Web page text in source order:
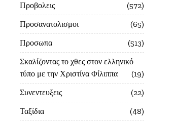
Προβολεις
572
Προσανατολισμοι
65
Προσωπα
513
Σκαλίζοντας το χθες στον ελληνικό
τύπο με την Χριστίνα Φίλιππα
19
Συνεντευξεις
22
Ταξίδια
48